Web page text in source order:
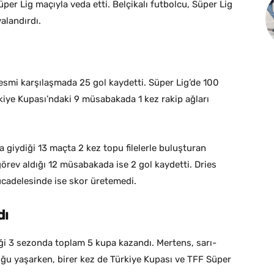
Lig maçıyla veda etti. Belçikalı futbolcu, Süper Lig
karşılaşmada 25 gol kaydetti. Süper Lig’de 100
Kupası’ndaki 9 müsabakada 1 kez rakip ağları
giydiği 13 maçta 2 kez topu filelerle buluşturan
aldığı 12 müsabakada ise 2 gol kaydetti. Dries
ise skor üretemedi.
3 sezonda toplam 5 kupa kazandı. Mertens, sarı-
yaşarken, birer kez de Türkiye Kupası ve TFF Süper